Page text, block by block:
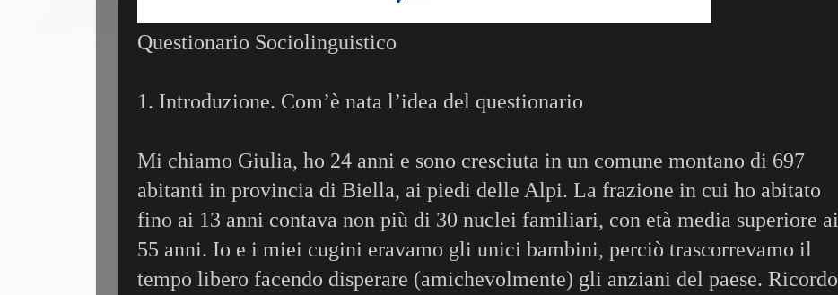
Questionario Sociolinguistico
1. Introduzione. Com’è nata l’idea del questionario
Mi chiamo Giulia, ho 24 anni e sono cresciuta in un comune montano di 697
abitanti in provincia di Biella, ai piedi delle Alpi. La frazione in cui ho abitato
fino ai 13 anni contava non più di 30 nuclei familiari, con età media superiore ai
55 anni. Io e i miei cugini eravamo gli unici bambini, perciò trascorrevamo il
tempo libero facendo disperare (amichevolmente) gli anziani del paese. Ricordo